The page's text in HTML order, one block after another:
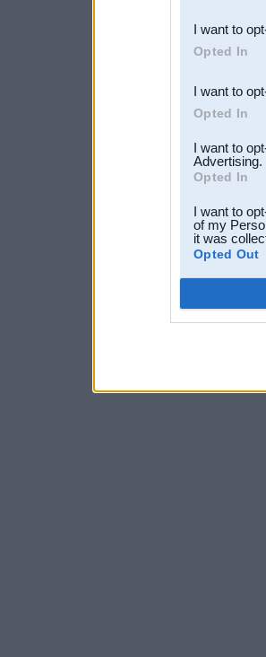
third parties.
I want to
Opted In
I want to
Opted In
I want to
Advertising.
Opted In
I want to
of my
it was
Opted Out